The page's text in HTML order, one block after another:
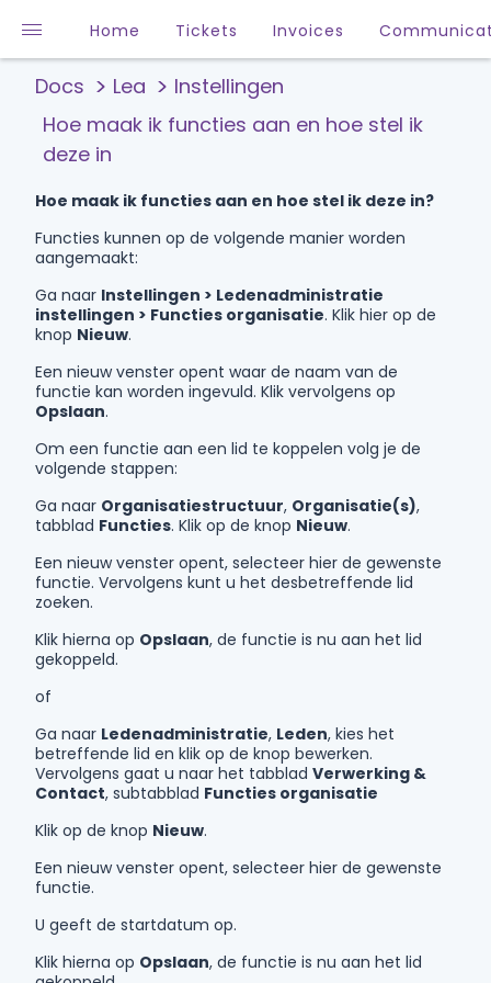
Home Tickets Invoices
Docs Lea
Instellingen
Hoe maak ik functies aan en hoe stel ik
deze in
Hoe maak ik functies aan en hoe stel ik deze in?
Functies kunnen op de volgende manier worden
aangemaakt:
Ga naar Instellingen > Ledenadministratie
instellingen > Functies organisatie. Klik hier op de
knop Nieuw.
Een nieuw venster opent waar de naam van de
functie kan worden ingevuld. Klik vervolgens op
Opslaan.
Om een functie aan een lid te koppelen volg je de
volgende stappen:
Ga naar Organisatiestructuur, Organisatie(s),
tabblad Functies. Klik op de knop Nieuw.
Een nieuw venster opent, selecteer hier de gewenste
functie. Vervolgens kunt u het desbetreffende lid
zoeken.
Klik hierna op Opslaan, de functie is nu aan het lid
gekoppeld.
of
Ga naar Ledenadministratie, Leden, kies het
betreffende lid en klik op de knop bewerken.
Vervolgens gaat u naar het tabblad Verwerking &
Contact, subtabblad Functies organisatie
Klik op de knop Nieuw.
Een nieuw venster opent, selecteer hier de gewenste
functie.
U geeft de startdatum op.
Klik hierna op Opslaan, de functie is nu aan het lid